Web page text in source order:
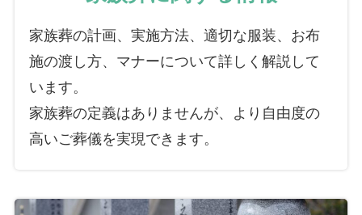
家族葬の計画、実施方法、適切な服装、お布
施の渡し方、マナーについて詳しく解説して
います。
家族葬の定義はありませんが、より自由度の
高いご葬儀を実現できます。